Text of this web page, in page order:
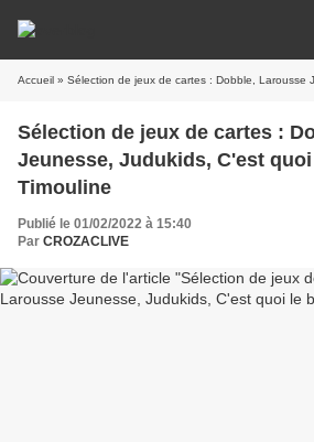
Accueil » Sélection de jeux de cartes : Dobble, Larousse Jeunesse,
Sélection de jeux de cartes :
Jeunesse, Judukids, C'est
Timouline
Publié le 01/02/2022 à 15:40
Par CROZACLIVE